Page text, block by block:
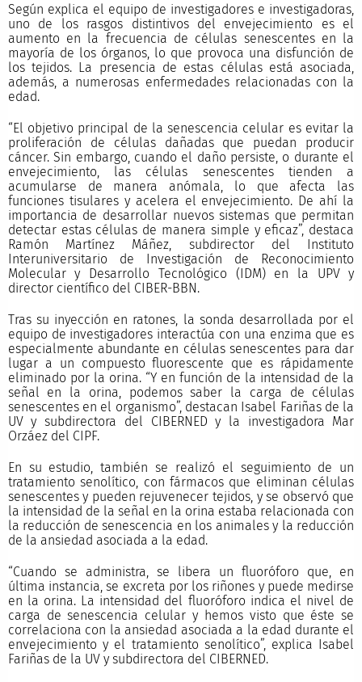
Según explica el equipo de investigadores e investigadoras,
uno de los rasgos distintivos del envejecimiento es el
aumento en la frecuencia de células senescentes en la
mayoría de los órganos, lo que provoca una disfunción de
los tejidos. La presencia de estas células está asociada,
además, a numerosas enfermedades relacionadas con la
edad.
“El objetivo principal de la senescencia celular es evitar la
proliferación de células dañadas que puedan producir
cáncer. Sin embargo, cuando el daño persiste, o durante el
envejecimiento, las células senescentes tienden a
acumularse de manera anómala, lo que afecta las
funciones tisulares y acelera el envejecimiento. De ahí la
importancia de desarrollar nuevos sistemas que permitan
detectar estas células de manera simple y eficaz”, destaca
Ramón Martínez Máñez, subdirector del Instituto
Interuniversitario de Investigación de Reconocimiento
Molecular y Desarrollo Tecnológico (IDM) en la UPV y
director científico del CIBER-BBN.
Tras su inyección en ratones, la sonda desarrollada por el
equipo de investigadores interactúa con una enzima que es
especialmente abundante en células senescentes para dar
lugar a un compuesto fluorescente que es rápidamente
eliminado por la orina. “Y en función de la intensidad de la
señal en la orina, podemos saber la carga de células
senescentes en el organismo”, destacan Isabel Fariñas de la
UV y subdirectora del CIBERNED y la investigadora Mar
Orzáez del CIPF.
En su estudio, también se realizó el seguimiento de un
tratamiento senolítico, con fármacos que eliminan células
senescentes y pueden rejuvenecer tejidos, y se observó que
la intensidad de la señal en la orina estaba relacionada con
la reducción de senescencia en los animales y la reducción
de la ansiedad asociada a la edad.
“Cuando se administra, se libera un fluoróforo que, en
última instancia, se excreta por los riñones y puede medirse
en la orina. La intensidad del fluoróforo indica el nivel de
carga de senescencia celular y hemos visto que éste se
correlaciona con la ansiedad asociada a la edad durante el
envejecimiento y el tratamiento senolítico”, explica Isabel
Fariñas de la UV y subdirectora del CIBERNED.